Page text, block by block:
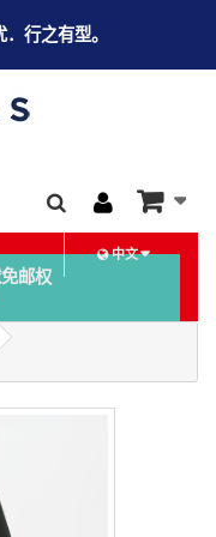
行之有型。
中文
邮权